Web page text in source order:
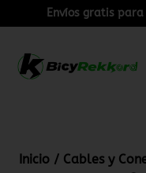
Envíos gratis
Inicio/ Cables y